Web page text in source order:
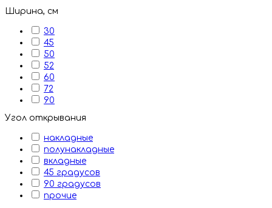
Ширина, см
30
45
50
52
60
72
90
Угол открывания
накладные
полунакладные
вкладные
45 градусов
90 градусов
прочие